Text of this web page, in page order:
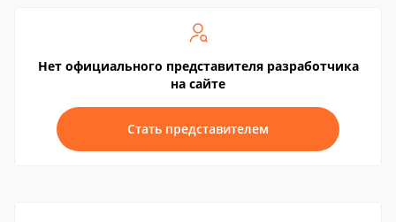
Нет официального представителя разработчика
на сайте
Стать представителем